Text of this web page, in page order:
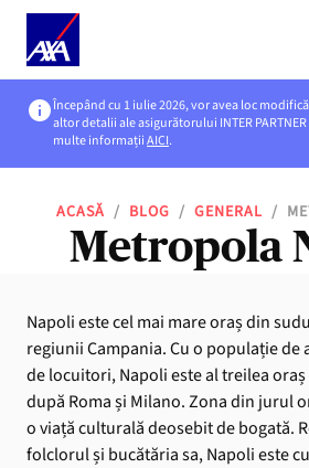
Începând cu 1 iulie 2026, vor avea loc
altor detalii ale asigurătorului INTER PARTNER
multe informațiiAICI.
ACASĂ / BLOG / GENERAL /
Metropola
Napoli este cel mai mare oraș din
regiunii Campania. Cu o populație
de locuitori, Napoli este al treilea
după Roma și Milano. Zona din jurul
o viață culturală deosebit de bogată.
folclorul și bucătăria sa, Napoli este